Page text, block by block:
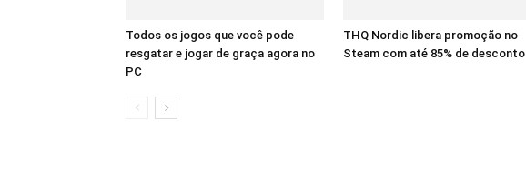
Todos os jogos que você pode
resgatar e jogar de graça agora no
PC
THQ Nordic libera promoção no
Steam com até 85% de desconto